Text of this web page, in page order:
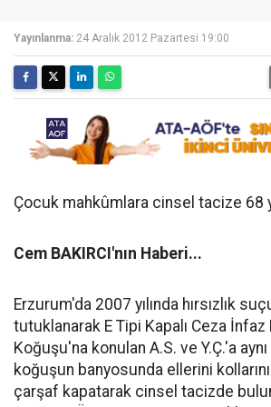
Yayınlanma: 24 Aralık 2012 Pazartesi 19:00
Çocuk mahkûmlara cinsel tacize 68
Cem BAKIRCI'nın Haberi...
Erzurum'da 2007 yılında hırsızlık
tutuklanarak E Tipi Kapalı Ceza
Koğuşu'na konulan A.S. ve Y.Ç.'a aynı
koğuşun banyosunda ellerini kollarını
çarşaf kapatarak cinsel tacizde